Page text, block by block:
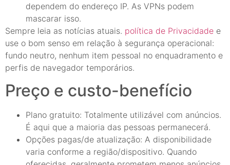
dependem do endereço IP. As VPNs podem
mascarar isso.
Sempre leia as notícias atuais. política de Privacidade e
use o bom senso em relação à segurança operacional:
fundo neutro, nenhum item pessoal no enquadramento e
perfis de navegador temporários.
Preço e custo-benefício
Plano gratuito: Totalmente utilizável com anúncios.
É aqui que a maioria das pessoas permanecerá.
Opções pagas/de atualização: A disponibilidade
varia conforme a região/dispositivo. Quando